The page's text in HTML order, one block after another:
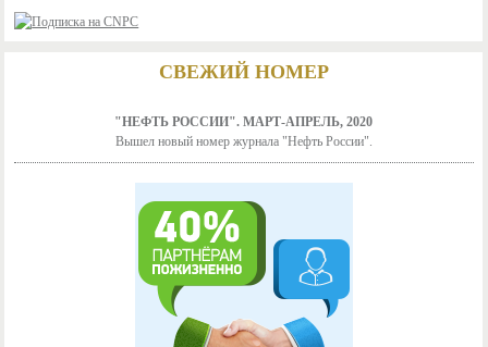
СВЕЖИЙ НОМЕР
"НЕФТЬ РОССИИ". МАРТ-АПРЕЛЬ, 2020
Вышел новый номер журнала "Нефть России".